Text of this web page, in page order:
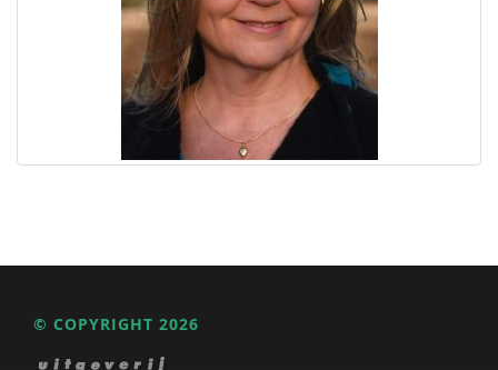
© COPYRIGHT 2026